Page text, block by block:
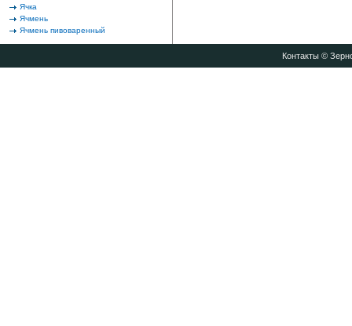
Ячка
Ячмень
Ячмень пивоваренный
Контакты©